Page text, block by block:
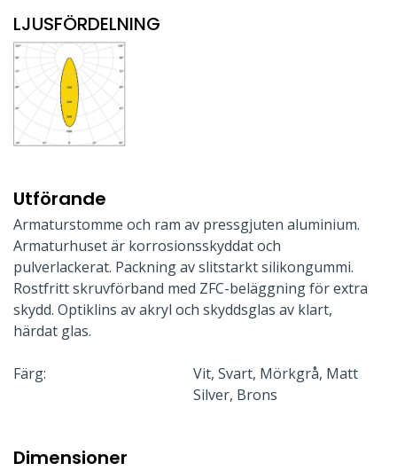
LJUSFÖRDELNING
Utförande
Armaturstomme och ram av pressgjuten aluminium.
Armaturhuset är korrosionsskyddat och
pulverlackerat. Packning av slitstarkt silikongummi.
Rostfritt skruvförband med ZFC-beläggning för extra
skydd. Optiklins av akryl och skyddsglas av klart,
härdat glas.
Färg:
Vit, Svart, Mörkgrå, Matt
Silver, Brons
Dimensioner